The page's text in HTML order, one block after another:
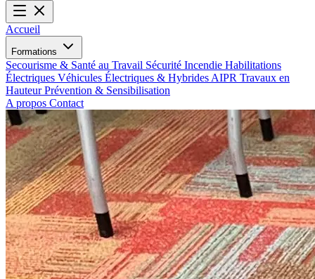
Accueil
Formations
Secourisme & Santé au Travail Sécurité Incendie Habilitations
Électriques Véhicules Électriques & Hybrides AIPR Travaux en
HauteurPrévention & Sensibilisation
A propos Contact